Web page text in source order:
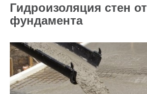
Гидроизоляция стен от
фундамента